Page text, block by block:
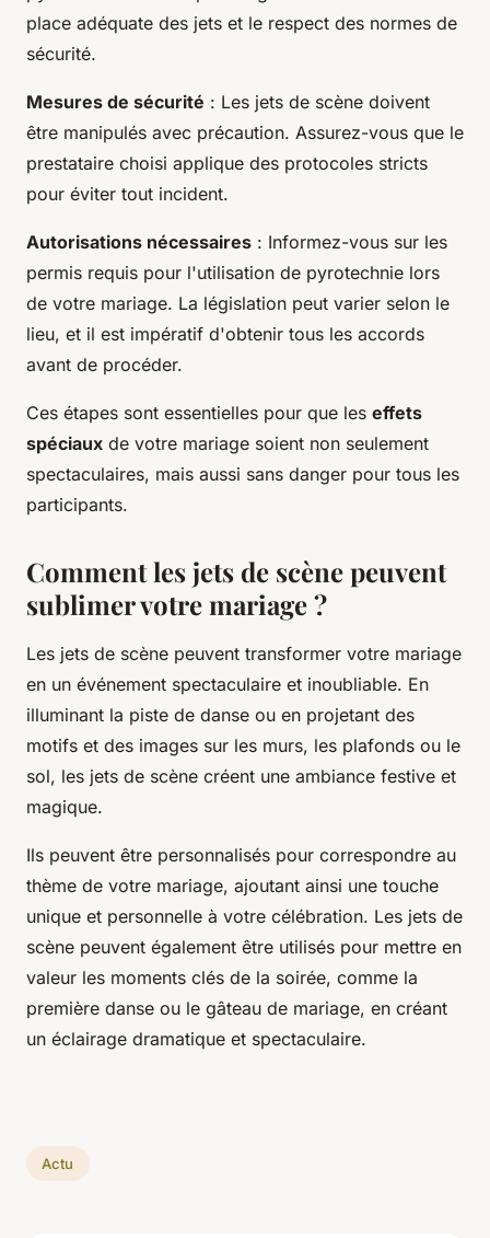
place adéquate des jets et le respect des normes de
sécurité.
Mesures de sécurité : Les jets de scène doivent
être manipulés avec précaution. Assurez-vous que le
prestataire choisi applique des protocoles stricts
pour éviter tout incident.
Autorisations nécessaires : Informez-vous sur les
permis requis pour l'utilisation de pyrotechnie lors
de votre mariage. La législation peut varier selon le
lieu, et il est impératif d'obtenir tous les accords
avant de procéder.
Ces étapes sont essentielles pour que les effets
spéciaux de votre mariage soient non seulement
spectaculaires, mais aussi sans danger pour tous les
participants.
Comment les jets de scène peuvent
sublimer votre mariage ?
Les jets de scène peuvent transformer votre mariage
en un événement spectaculaire et inoubliable. En
illuminant la piste de danse ou en projetant des
motifs et des images sur les murs, les plafonds ou le
sol, les jets de scène créent une ambiance festive et
magique.
Ils peuvent être personnalisés pour correspondre au
thème de votre mariage, ajoutant ainsi une touche
unique et personnelle à votre célébration. Les jets de
scène peuvent également être utilisés pour mettre en
valeur les moments clés de la soirée, comme la
première danse ou le gâteau de mariage, en créant
un éclairage dramatique et spectaculaire.
Actu